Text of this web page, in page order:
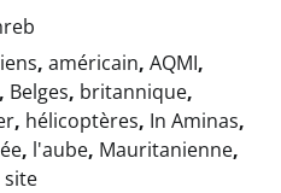
, américain, AQMI,
, Belges, britannique,
, hélicoptères, In Aminas,
, l'aube, Mauritanienne,
site